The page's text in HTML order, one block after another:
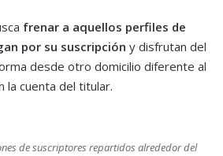
frenar a aquellos perfiles de
por su suscripción y disfrutan del
desde otro domicilio diferente al
la cuenta del titular.
de suscriptores repartidos alrededor del